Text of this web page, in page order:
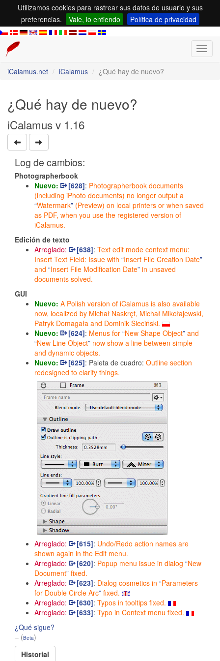
Utilizamos cookies para rastrear sus datos de usuario y sus
preferencias.
Vale, lo entiendo Política de privacidad
iCalamus.net
iCalamus ¿Qué hay de nuevo?
¿Qué hay de nuevo?
iCalamus v 1.16
Log de cambios:
Photographerbook
Nuevo:
[628]: Photographerbook documents
(including iPhoto documents) no longer output a
Watermark (Preview) on local printers or when saved
as PDF, when you use the registered version of
iCalamus.
Edición de texto
Arreglado:
[638]: Text edit mode context menu:
Insert Text Field: Issue with Insert File Creation Date
and Insert File Modification Date in unsaved
documents solved.
GUI
Nuevo: A Polish version of iCalamus is also available
now, localized by Michał Naskręt, Michał Mikołajewski,
Patryk Domagała and Dominik Sieciński.
Nuevo:
[624]: Menus for New Shape Object and
New Line Object now show a line between simple
and dynamic objects.
Nuevo:
[625]: Paleta de cuadro: Outline section
redesigned to clarify things.
Arreglado: [615]: Undo/Redo action names are
shown again in the Edit menu.
Arreglado:
[620]: Popup menu issue in dialog New
Document fixed.
Arreglado:
[623]: Dialog cosmetics in Parameters
for Double Circle Arc fixed.
Arreglado:
[630]: Typos in tooltips fixed.
Arreglado:
[633]: Typo in Context menu fixed.
¿Qué sigue?
– (Beta)
Historial